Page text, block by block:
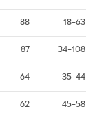
18-63
88
34-108
87
35-44
64
45-58
62